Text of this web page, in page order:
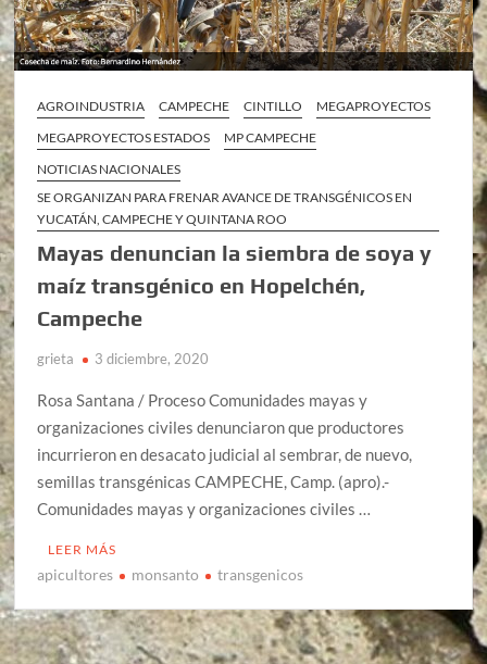
AGROINDUSTRIA CAMPECHE CINTILLO
MEGAPROYECTOS
MEGAPROYECTOS ESTADOS
MP CAMPECHE
NOTICIAS NACIONALES
SE ORGANIZAN PARA FRENAR AVANCE DE TRANSGÉNICOS EN
YUCATÁN, CAMPECHE Y QUINTANA ROO
Mayas denuncian la siembra de soya y
maíz transgénico en Hopelchén,
Campeche
grieta 3 diciembre, 2020
Rosa Santana / Proceso Comunidades mayas y
organizaciones civiles denunciaron que productores
incurrieron en desacato judicial al sembrar, de nuevo,
semillas transgénicas CAMPECHE, Camp. (apro).-
Comunidades mayas y organizaciones civiles …
LEER MÁS
apicultores monsanto transgenicos